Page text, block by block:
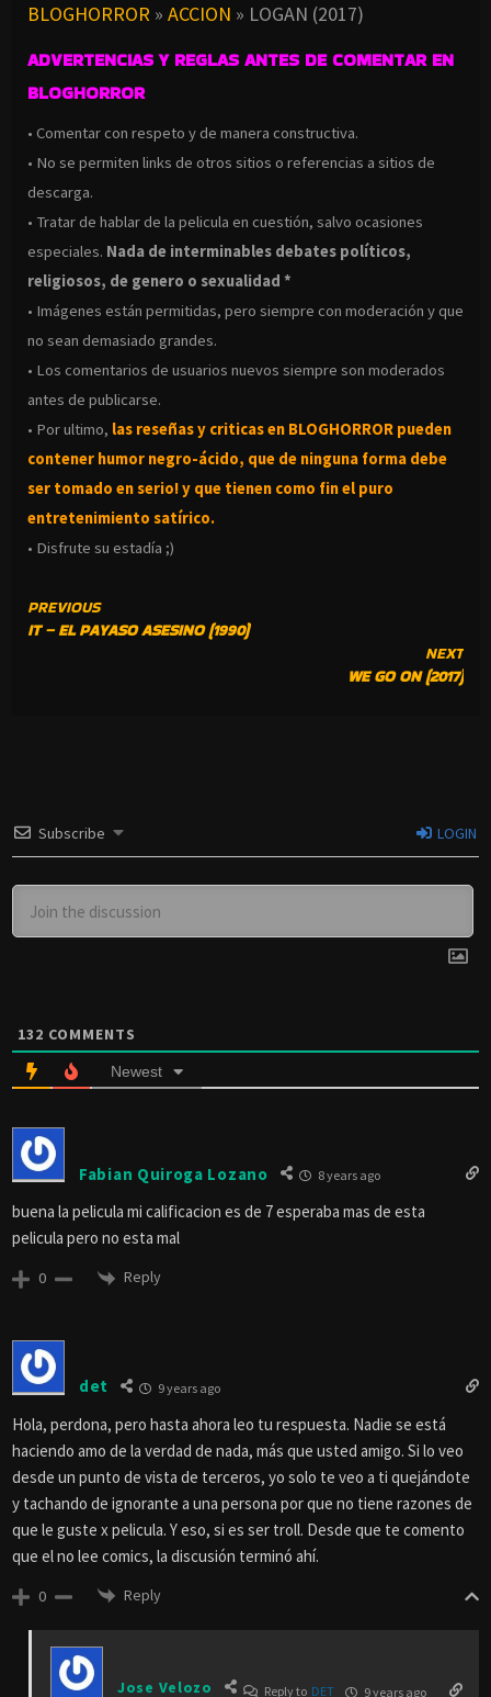
BLOGHORROR » ACCION » LOGAN (2017)
ADVERTENCIAS Y REGLAS ANTES DE COMENTAR EN
BLOGHORROR
• Comentar con respeto y de manera constructiva.
• No se permiten links de otros sitios o referencias a sitios de
descarga.
• Tratar de hablar de la pelicula en cuestión, salvo ocasiones
especiales. Nada de interminables debates políticos,
religiosos, de genero o sexualidad *
• Imágenes están permitidas, pero siempre con moderación y que
no sean demasiado grandes.
• Los comentarios de usuarios nuevos siempre son moderados
antes de publicarse.
• Por ultimo, las reseñas y criticas en BLOGHORROR pueden
contener humor negro-ácido, que de ninguna forma debe
ser tomado en serio! y que tienen como fin el puro
entretenimiento satírico.
• Disfrute su estadía ;)
CONTINUE
READING
PREVIOUS
IT – EL PAYASO ASESINO (1990)
NEXT
WE GO ON (2017)
Subscribe LOGIN
132 COMMENTS
Newest
Fabian Quiroga Lozano 8 years ago
buena la pelicula mi calificacion es de 7 esperaba mas de esta
pelicula pero no esta mal
0 Reply
det 9 years ago
Hola, perdona, pero hasta ahora leo tu respuesta. Nadie se está
haciendo amo de la verdad de nada, más que usted amigo. Si lo veo
desde un punto de vista de terceros, yo solo te veo a ti quejándote
y tachando de ignorante a una persona por que no tiene razones de
que le guste x pelicula. Y eso, si es ser troll. Desde que te comento
que el no lee comics, la discusión terminó ahí.
0 Reply
Jose Velozo Reply to DET 9 years ago